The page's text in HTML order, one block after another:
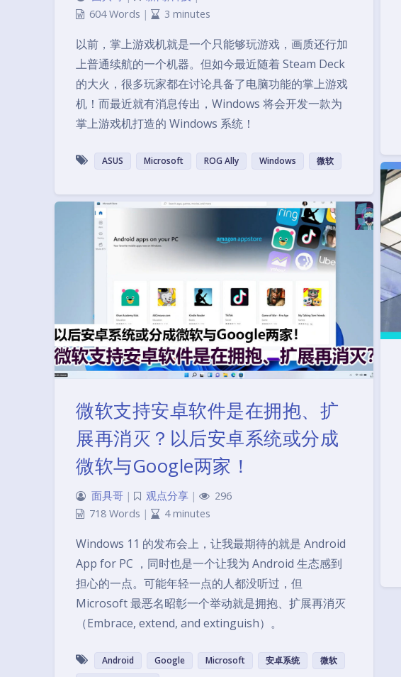
604 Words | 3 minutes
以前，掌上游戏机就是一个只能够玩游戏，画质还行加
上普通续航的一个机器。但如今最近随着 Steam Deck
的大火，很多玩家都在讨论具备了电脑功能的掌上游戏
机！而最近就有消息传出，Windows 将会开发一款为
掌上游戏机打造的 Windows 系统！
ASUS Microsoft ROG Ally Windows 微软
微软支持安卓软件是在拥抱、扩
展再消灭？以后安卓系统或分成
微软与Google两家！
面具哥 | 观点分享 |
296
718 Words | 4 minutes
Windows 11 的发布会上，让我最期待的就是 Android
App for PC ，同时也是一个让我为 Android 生态感到
担心的一点。可能年轻一点的人都没听过，但
Microsoft 最恶名昭彰一个举动就是拥抱、扩展再消灭
（Embrace, extend, and extinguish）。
Android Google Microsoft 安卓系统
微软